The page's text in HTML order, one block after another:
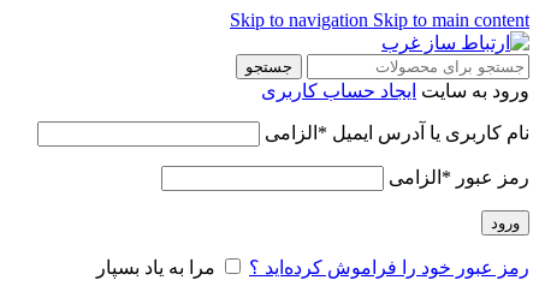
Skip to navigation Skip to main content
جستجو
ورود به سایت ایجاد حساب کاربری
نام کاربری یا آدرس ایمیل * الزامی
رمز عبور * الزامی
ورود
رمز عبور خود را فراموش کرده‌اید ؟ مرا به یاد بسپار